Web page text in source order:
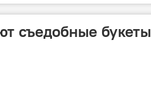
съедобные букеты